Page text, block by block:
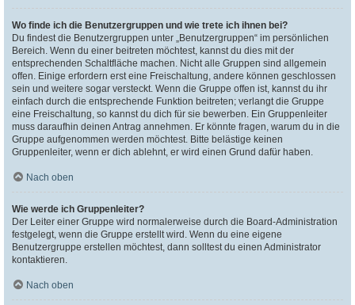
Wo finde ich die Benutzergruppen und wie trete ich ihnen bei?
Du findest die Benutzergruppen unter „Benutzergruppen“ im persönlichen
Bereich. Wenn du einer beitreten möchtest, kannst du dies mit der
entsprechenden Schaltfläche machen. Nicht alle Gruppen sind allgemein
offen. Einige erfordern erst eine Freischaltung, andere können geschlossen
sein und weitere sogar versteckt. Wenn die Gruppe offen ist, kannst du ihr
einfach durch die entsprechende Funktion beitreten; verlangt die Gruppe
eine Freischaltung, so kannst du dich für sie bewerben. Ein Gruppenleiter
muss daraufhin deinen Antrag annehmen. Er könnte fragen, warum du in die
Gruppe aufgenommen werden möchtest. Bitte belästige keinen
Gruppenleiter, wenn er dich ablehnt, er wird einen Grund dafür haben.
Nach oben
Wie werde ich Gruppenleiter?
Der Leiter einer Gruppe wird normalerweise durch die Board-Administration
festgelegt, wenn die Gruppe erstellt wird. Wenn du eine eigene
Benutzergruppe erstellen möchtest, dann solltest du einen Administrator
kontaktieren.
Nach oben